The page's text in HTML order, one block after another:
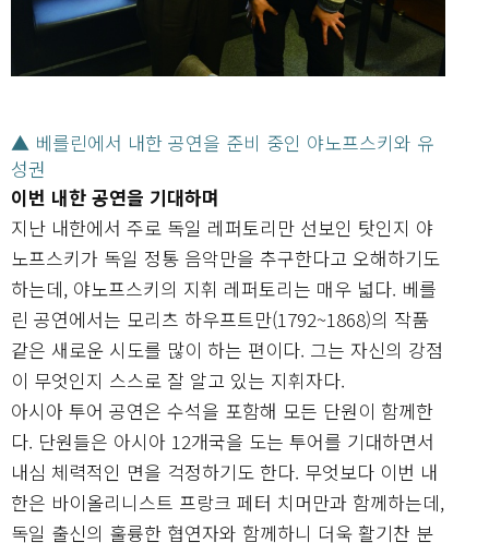
▲ 베를린에서 내한 공연을 준비 중인 야노프스키와 유
성권
이번 내한 공연을 기대하며
지난 내한에서 주로 독일 레퍼토리만 선보인 탓인지 야
노프스키가 독일 정통 음악만을 추구한다고 오해하기도
하는데, 야노프스키의 지휘 레퍼토리는 매우 넓다. 베를
린 공연에서는 모리츠 하우프트만(1792~1868)의 작품
같은 새로운 시도를 많이 하는 편이다. 그는 자신의 강점
이 무엇인지 스스로 잘 알고 있는 지휘자다.
아시아 투어 공연은 수석을 포함해 모든 단원이 함께한
다. 단원들은 아시아 12개국을 도는 투어를 기대하면서
내심 체력적인 면을 걱정하기도 한다. 무엇보다 이번 내
한은 바이올리니스트 프랑크 페터 치머만과 함께하는데,
독일 출신의 훌륭한 협연자와 함께하니 더욱 활기찬 분